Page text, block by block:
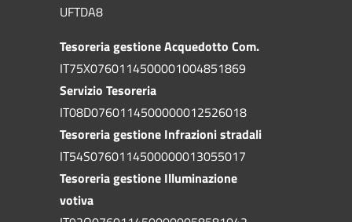
UFTDA8
Tesoreria gestione Acquedotto Com.
IT75X0760114500001004851869
Servizio Tesoreria
IT08D0760114500000012526018
Tesoreria gestione Infrazioni stradali
IT54S0760114500000013055017
Tesoreria gestione Illuminazione
votiva